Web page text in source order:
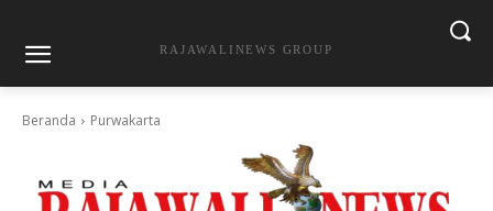
RAJAWALINEWS GROUP
Beranda Purwakarta